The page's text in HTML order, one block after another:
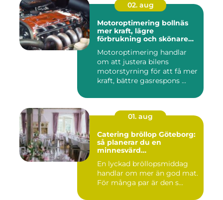
02. aug
Motoroptimering bollnäs
mer kraft, lägre
förbrukning och skönare
Motoroptimering handlar
om att justera bilens
motorstyrning för att få mer
kraft, bättre gasrespons ...
01. aug
Catering bröllop Göteborg:
så planerar du en
minnesvärd
En lyckad bröllopsmiddag
handlar om mer än god mat.
För många par är den s...